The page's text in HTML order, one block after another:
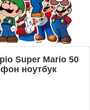
Super Mario 50
ноутбук